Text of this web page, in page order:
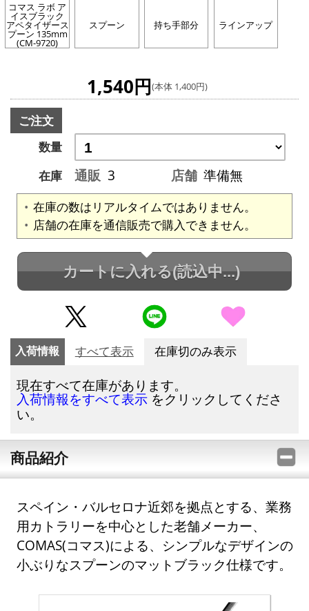
コマス ラボ ア
イスブラック
アペタイザース
プーン 135mm
(CM-9720)
スプーン 持ち手部分 ラインアップ
1,540円(本体 1,400円)
ご注文
数量
在庫
通販 3 店舗 準備無
在庫の数はリアルタイムではありません。
店舗の在庫を通信販売で購入できません。
カートに入れる(読込中...)
入荷情報 すべて表示 在庫切のみ表示
現在すべて在庫があります。
入荷情報をすべて表示 をクリックしてくださ
い。
商品紹介
スペイン・バルセロナ近郊を拠点とする、業務
用カトラリーを中心とした老舗メーカー、
COMAS(コマス)による、シンプルなデザインの
小ぶりなスプーンのマットブラック仕様です。